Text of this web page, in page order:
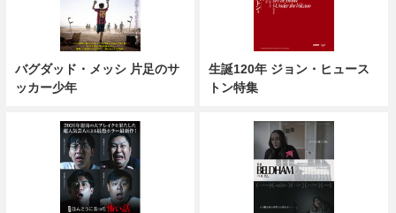
バグダッド・メッシ 片足のサ
ッカー少年
生誕120年 ジョン・ヒュース
トン特集